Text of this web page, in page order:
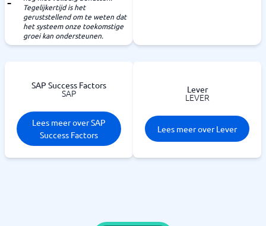
Tegelijkertijd is het
geruststellend om te weten dat
het systeem onze toekomstige
groei kan ondersteunen.
SAP Success Factors
SAP
Lees meer over SAP
Success Factors
Lever
LEVER
Lees meer over Lever